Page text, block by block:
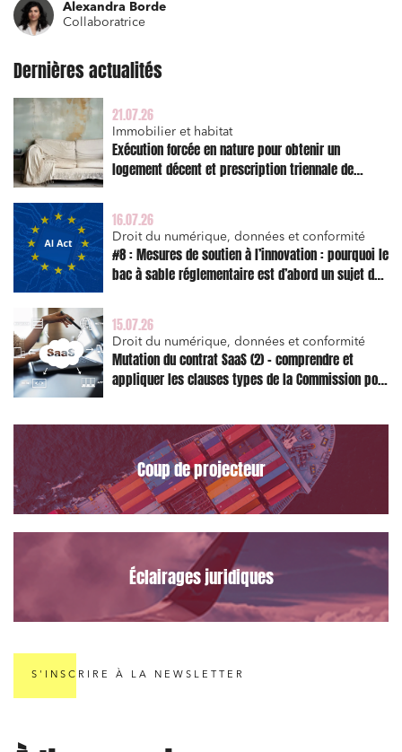
Alexandra Borde
Collaboratrice
Dernières actualités
21.07.26
Immobilier et habitat
Exécution forcée en nature pour obtenir un
logement décent et prescription triennale de
16.07.26
Droit du numérique, données et conformité
#8 : Mesures de soutien à l’innovation : pourquoi le
bac à sable réglementaire est d’abord un sujet de
15.07.26
Droit du numérique, données et conformité
Mutation du contrat SaaS (2) – comprendre et
appliquer les clauses types de la Commission pour
Coup de projecteur
Éclairages juridiques
S'INSCRIRE À LA NEWSLETTER
Associations et acteurs de l’économie sociale et
solidaire
Entreprises du numérique
Établissements financiers
Mobilité et transport
Règlement des litiges
Droit du numérique, données et conformité
Relations sociales et droit du travail
Services publics et collectivités
Commande publique
Projets immobiliers
Urbanisme et aménagement
Banque finance et assurance
Droit des sociétés et Fusions-Acquisitions
J'ai lu et j'accepte lapolitique de confidentialité